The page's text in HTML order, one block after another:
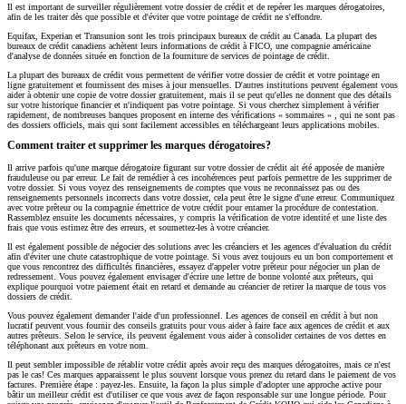
Il est important de surveiller régulièrement votre dossier de crédit et de repérer les marques dérogatoires,
afin de les traiter dès que possible et d'éviter que votre pointage de crédit ne s'effondre.
Equifax, Experian et Transunion sont les trois principaux bureaux de crédit au Canada. La plupart des
bureaux de crédit canadiens achètent leurs informations de crédit à FICO, une compagnie américaine
d'analyse de données située en fonction de la fourniture de services de pointage de crédit.
La plupart des bureaux de crédit vous permettent de vérifier votre dossier de crédit et votre pointage en
ligne gratuitement et fournissent des mises à jour mensuelles. D'autres institutions peuvent également vous
aider à obtenir une copie de votre dossier gratuitement, mais il se peut qu'elles ne donnent que des détails
sur votre historique financier et n'indiquent pas votre pointage. Si vous cherchez simplement à vérifier
rapidement, de nombreuses banques proposent en interne des vérifications « sommaires » , qui ne sont pas
des dossiers officiels, mais qui sont facilement accessibles en téléchargeant leurs applications mobiles.
Comment traiter et supprimer les marques dérogatoires?
Il arrive parfois qu'une marque dérogatoire figurant sur votre dossier de crédit ait été apposée de manière
frauduleuse ou par erreur. Le fait de remédier à ces incohérences peut parfois permettre de les supprimer de
votre dossier. Si vous voyez des renseignements de comptes que vous ne reconnaissez pas ou des
renseignements personnels incorrects dans votre dossier, cela peut être le signe d'une erreur. Communiquez
avec votre prêteur ou la compagnie émettrice de votre crédit pour entamer la procédure de contestation.
Rassemblez ensuite les documents nécessaires, y compris la vérification de votre identité et une liste des
frais que vous estimez être des erreurs, et soumettez-les à votre créancier.
Il est également possible de négocier des solutions avec les créanciers et les agences d'évaluation du crédit
afin d'éviter une chute catastrophique de votre pointage. Si vous avez toujours eu un bon comportement et
que vous rencontrez des difficultés financières, essayez d'appeler votre prêteur pour négocier un plan de
redressement. Vous pouvez également envisager d'écrire une lettre de bonne volonté aux prêteurs, qui
explique pourquoi votre paiement était en retard et demande au créancier de retirer la marque de tous vos
dossiers de crédit.
Vous pouvez également demander l'aide d'un professionnel. Les agences de conseil en crédit à but non
lucratif peuvent vous fournir des conseils gratuits pour vous aider à faire face aux agences de crédit et aux
autres prêteurs. Selon le service, ils peuvent également vous aider à consolider certaines de vos dettes en
téléphonant aux prêteurs en votre nom.
Il peut sembler impossible de rétablir votre crédit après avoir reçu des marques dérogatoires, mais ce n'est
pas le cas! Ces marques apparaissent le plus souvent lorsque vous prenez du retard dans le paiement de vos
factures. Première étape : payez-les. Ensuite, la façon la plus simple d'adopter une approche active pour
bâtir un meilleur crédit est d'utiliser ce que vous avez de façon responsable sur une longue période. Pour